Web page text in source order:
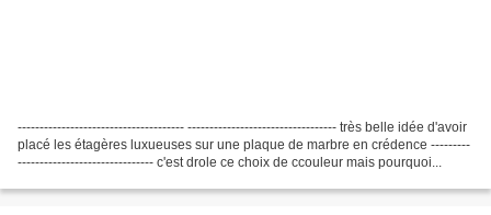
-------------------------------------- ---------------------------------- très belle idée d'avoir
placé les étagères luxueuses sur une plaque de marbre en crédence ---------
------------------------------- c'est drole ce choix de ccouleur mais pourquoi...